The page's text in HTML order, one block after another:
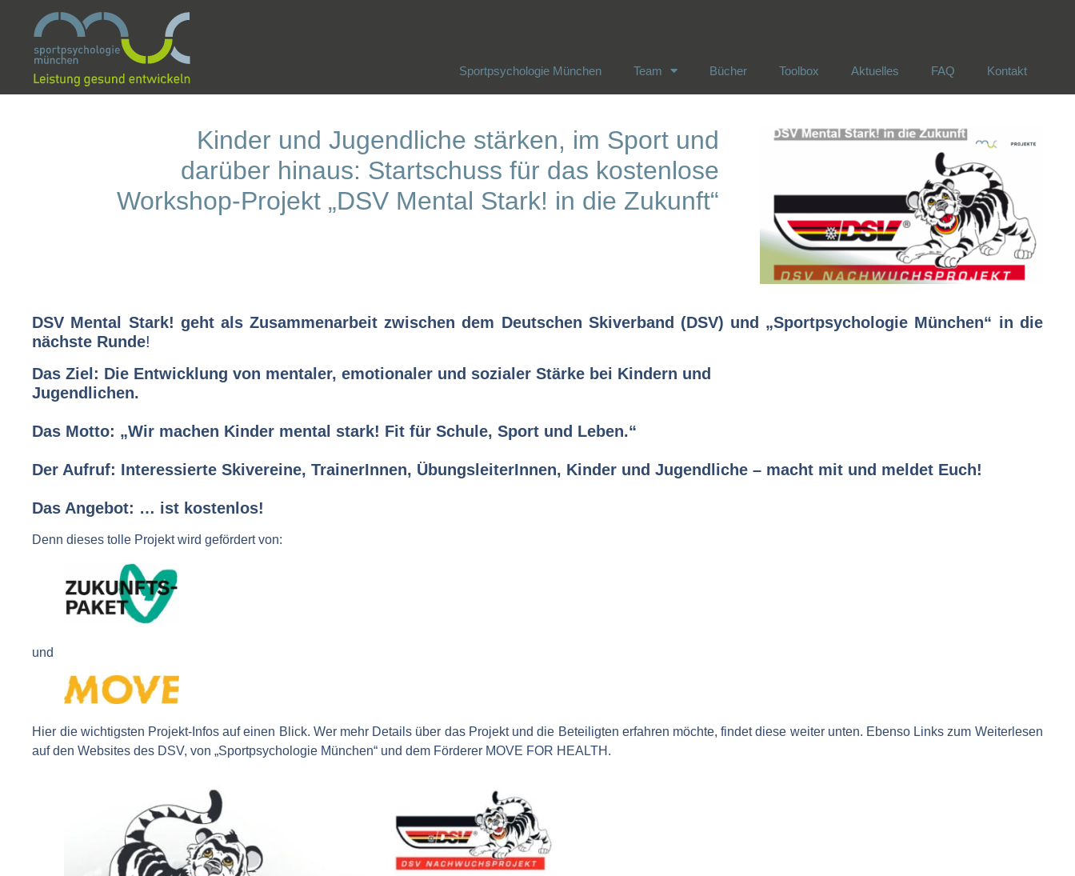
Sportpsychologie München Team Bücher Toolbox Aktuelles FAQ Kontakt
Kinder und Jugendliche stärken, im Sport und
darüber hinaus: Startschuss für das kostenlose
Workshop-Projekt „DSV Mental Stark! in die Zukunft“
DSV Mental Stark! geht als Zusammenarbeit zwischen dem Deutschen Skiverband (DSV) und „Sportpsychologie München“ in die
nächste Runde!
Das Ziel: Die Entwicklung von mentaler, emotionaler und sozialer Stärke bei Kindern und
Jugendlichen.
Das Motto: „Wir machen Kinder mental stark! Fit für Schule, Sport und Leben.“
Der Aufruf: Interessierte Skivereine, TrainerInnen, ÜbungsleiterInnen, Kinder und Jugendliche – macht mit und meldet Euch!
Das Angebot: … ist kostenlos!
Denn dieses tolle Projekt wird gefördert von:
und
Hier die wichtigsten Projekt-Infos auf einen Blick. Wer mehr Details über das Projekt und die Beteiligten erfahren möchte, findet diese weiter unten. Ebenso Links zum Weiterlesen
auf den Websites des DSV, von „Sportpsychologie München“ und dem Förderer MOVE FOR HEALTH.